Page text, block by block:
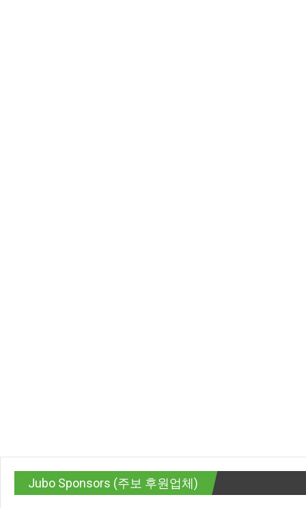
Jubo Sponsors (주보 후원업체)